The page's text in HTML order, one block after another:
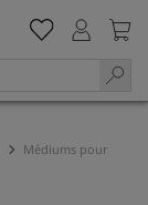
Médiums pour